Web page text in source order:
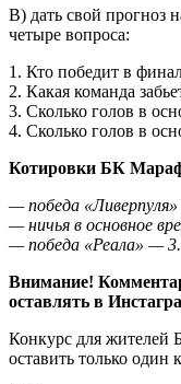
B) дать свой прогноз
четыре вопроса:
1. Кто победит в
2. Какая команда
3. Сколько голов в
4. Сколько голов в
Котировки БК
— победа
— ничья в основное
— победа «Реала» —
Внимание!
оставлять в
Конкурс для жителей
оставить только один